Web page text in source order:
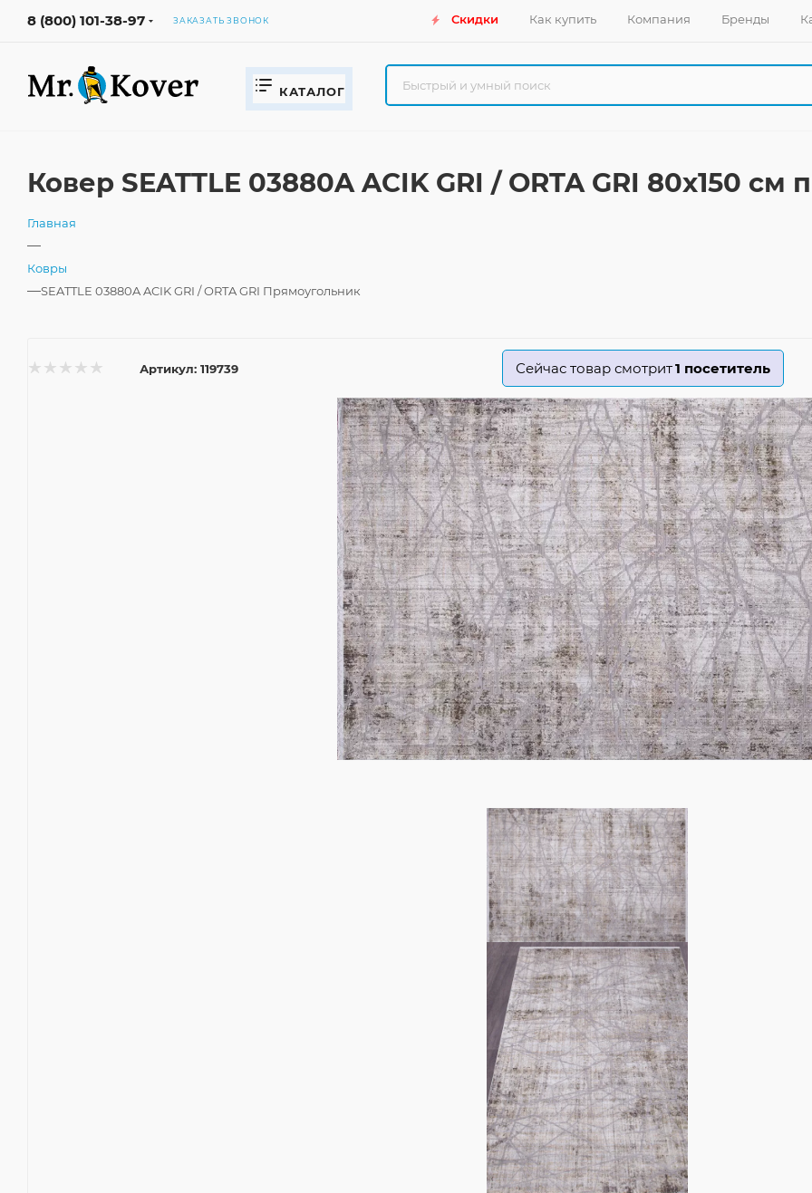
8 (800) 101-38-97 ЗАКАЗАТЬ ЗВОНОК Скидки Как купить Компания Бренды
КАТАЛОГ
Ковер SEATTLE 03880A ACIK GRI / ORTA GRI 80x150
Главная
—
Ковры
—SEATTLE 03880A ACIK GRI / ORTA GRI Прямоугольник
Артикул: 119739 Сейчас товар смотрит1 посетитель